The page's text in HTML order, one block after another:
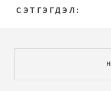
СЭТГЭГДЭЛ: